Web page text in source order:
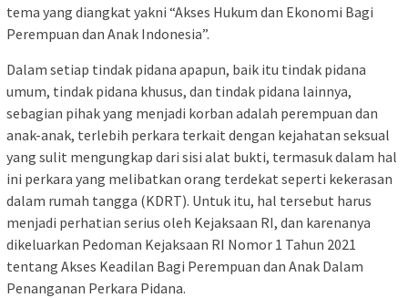
tema yang diangkat yakni “Akses Hukum dan Ekonomi Bagi
Perempuan dan Anak Indonesia”.
Dalam setiap tindak pidana apapun, baik itu tindak pidana
umum, tindak pidana khusus, dan tindak pidana lainnya,
sebagian pihak yang menjadi korban adalah perempuan dan
anak-anak, terlebih perkara terkait dengan kejahatan seksual
yang sulit mengungkap dari sisi alat bukti, termasuk dalam hal
ini perkara yang melibatkan orang terdekat seperti kekerasan
dalam rumah tangga (KDRT). Untuk itu, hal tersebut harus
menjadi perhatian serius oleh Kejaksaan RI, dan karenanya
dikeluarkan Pedoman Kejaksaan RI Nomor 1 Tahun 2021
tentang Akses Keadilan Bagi Perempuan dan Anak Dalam
Penanganan Perkara Pidana.